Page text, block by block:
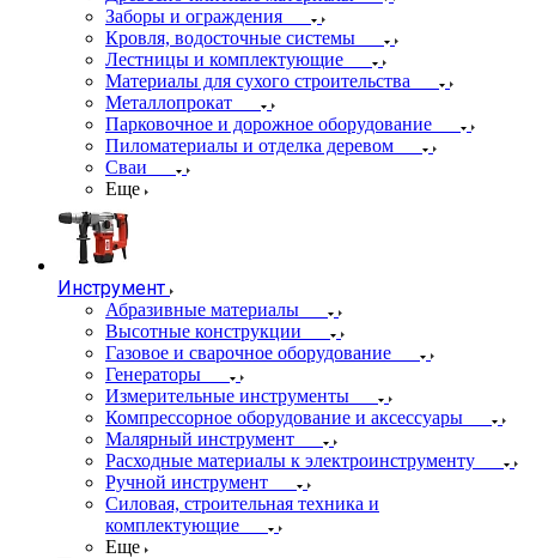
Заборы и ограждения
Кровля, водосточные системы
Лестницы и комплектующие
Материалы для сухого строительства
Металлопрокат
Парковочное и дорожное оборудование
Пиломатериалы и отделка деревом
Сваи
Еще
Инструмент
Абразивные материалы
Высотные конструкции
Газовое и сварочное оборудование
Генераторы
Измерительные инструменты
Компрессорное оборудование и аксессуары
Малярный инструмент
Расходные материалы к электроинструменту
Ручной инструмент
Силовая, строительная техника и
комплектующие
Еще